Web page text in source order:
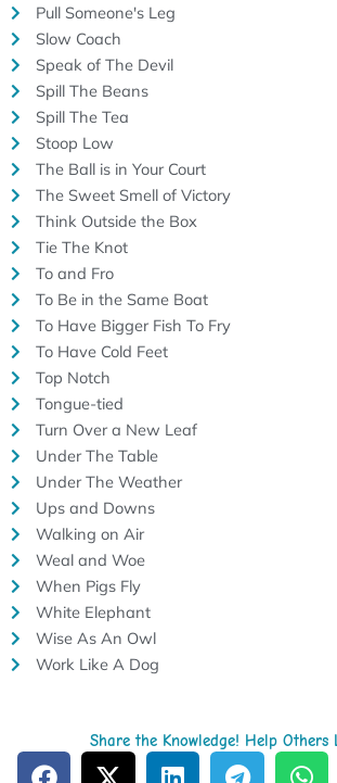
Pull Someone's Leg
Slow Coach
Speak of The Devil
Spill The Beans
Spill The Tea
Stoop Low
The Ball is in Your Court
The Sweet Smell of Victory
Think Outside the Box
Tie The Knot
To and Fro
To Be in the Same Boat
To Have Bigger Fish To Fry
To Have Cold Feet
Top Notch
Tongue-tied
Turn Over a New Leaf
Under The Table
Under The Weather
Ups and Downs
Walking on Air
Weal and Woe
When Pigs Fly
White Elephant
Wise As An Owl
Work Like A Dog
Share the Knowledge! Help Others